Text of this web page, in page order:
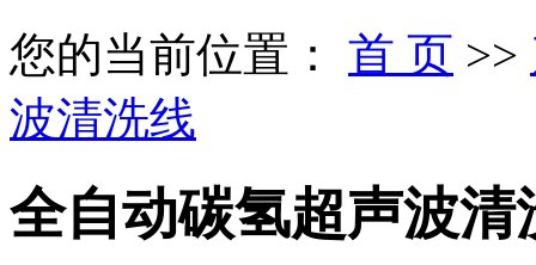
您的当前位置： 首 页 >>
波清洗线
全自动碳氢超声波清